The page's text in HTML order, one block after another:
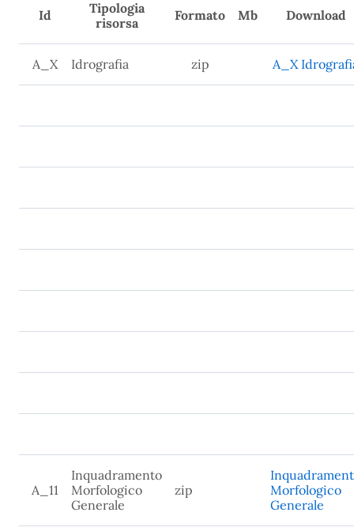
Id
Tipologia
risorsa
Formato Mb Download
A_X Idrografia zip A_X
A_11
Inquadramento
Morfologico
Generale
zip
Morfologico
Generale